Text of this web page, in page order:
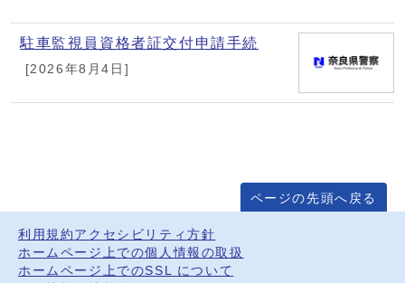
メインメニュー
駐車監視員資格者証交付申請手続
[2026年8月4日]
ページの先頭へ戻る
利用規約 アクセシビリティ方針
ホームページ上での個人情報の取扱
ホームページ上でのSSL について